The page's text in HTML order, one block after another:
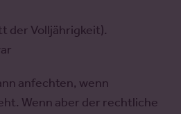
der Volljährigkeit).
anfechten, wenn
Wenn aber der rechtliche